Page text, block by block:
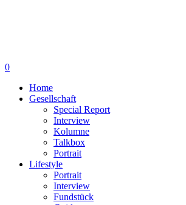
0
Home
Gesellschaft
Special Report
Interview
Kolumne
Talkbox
Portrait
Lifestyle
Portrait
Interview
Fundstück